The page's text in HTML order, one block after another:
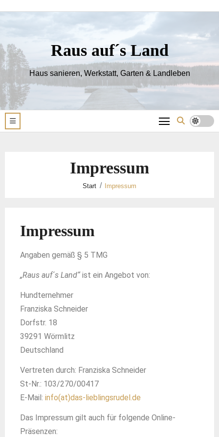
Raus auf´s Land
Haus sanieren, Werkstatt, Garten & Landleben
Impressum
Start Impressum
Impressum
Angaben gemäß § 5 TMG
„Raus auf´s Land“ist ein Angebot von:
Hundternehmer
Franziska Schneider
Dorfstr. 18
39291 Wörmlitz
Deutschland
Vertreten durch: Franziska Schneider
St-Nr.: 103/270/00417
E-Mail: info(at)das-lieblingsrudel.de
Das Impressum gilt auch für folgende Online-
Präsenzen: